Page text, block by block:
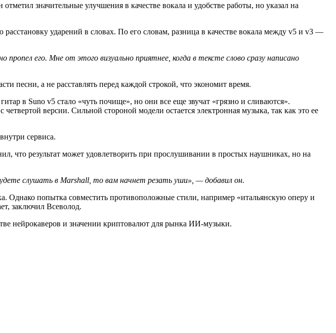
значительные улучшения в качестве вокала и удобстве работы, но указал на
ударений в словах. По его словам, разница в качестве вокала между v5 и v3 —
его. Мне от этого визуально приятнее, когда в тексте слово сразу написано
песни, а не расставлять перед каждой строкой, что экономит время.
в Suno v5 стало «чуть почище», но они все еще звучат «грязно и сливаются».
версии. Сильной стороной модели остается электронная музыка, так как это ее
сервиса.
что результат может удовлетворить при прослушивании в простых наушниках, но на
слушать в Marshall, то вам начнет резать уши», — добавил он.
Однако попытка совместить противоположные стили, например «итальянскую оперу и
заключил Всеволод.
нейрокаверов и значении криптовалют для рынка ИИ-музыки.